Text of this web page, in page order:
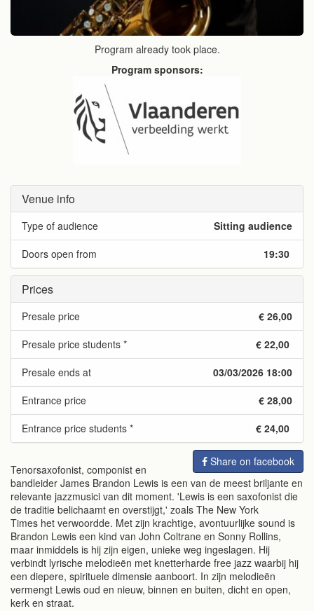
Program already took place.
Program sponsors:
Venue info
Sitting audience
Type of audience
19:30
Doors open from
Prices
€ 26,00
Presale price
€ 22,00
Presale price students *
03/03/2026 18:00
Presale ends at
€ 28,00
Entrance price
€ 24,00
Entrance price students *
Share on facebook
Tenorsaxofonist, componist en
bandleider James Brandon Lewis is een van de meest briljante en
relevante jazzmusici van dit moment. 'Lewis is een saxofonist die
de traditie belichaamt en overstijgt,' zoals The New York
Times het verwoordde. Met zijn krachtige, avontuurlijke sound is
Brandon Lewis een kind van John Coltrane en Sonny Rollins,
maar inmiddels is hij zijn eigen, unieke weg ingeslagen. Hij
verbindt lyrische melodieën met knetterharde free jazz waarbij hij
een diepere, spirituele dimensie aanboort. In zijn melodieën
vermengt Lewis oud en nieuw, binnen en buiten, dicht en open,
kerk en straat.